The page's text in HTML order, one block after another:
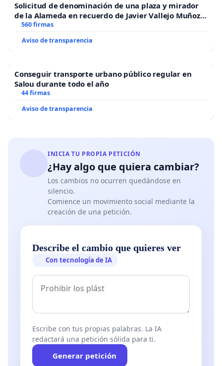
Solicitud de denominación de una plaza y mirador
de la Alameda en recuerdo de Javier Vallejo Muñoz
“Mazinger”
560 firmas
Aviso de transparencia
Conseguir transporte urbano público regular en
Salou durante todo el año
44 firmas
Aviso de transparencia
INICIA TU PROPIA PETICIÓN
¿Hay algo que quiera cambiar?
Los cambios no ocurren quedándose en
silencio.
Comience un movimiento social mediante la
creación de una petición.
Describe el cambio que quieres ver
Con tecnología de IA
Escribe con tus propias palabras. La IA
redactará una petición sólida para ti.
Generar petición